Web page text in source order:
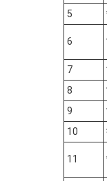
5
6
7
8
9
10
11